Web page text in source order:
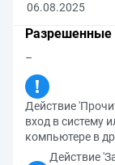
06.08.2025
Разрешенные
–
Действие
вход в систему
компьютере в
Действие